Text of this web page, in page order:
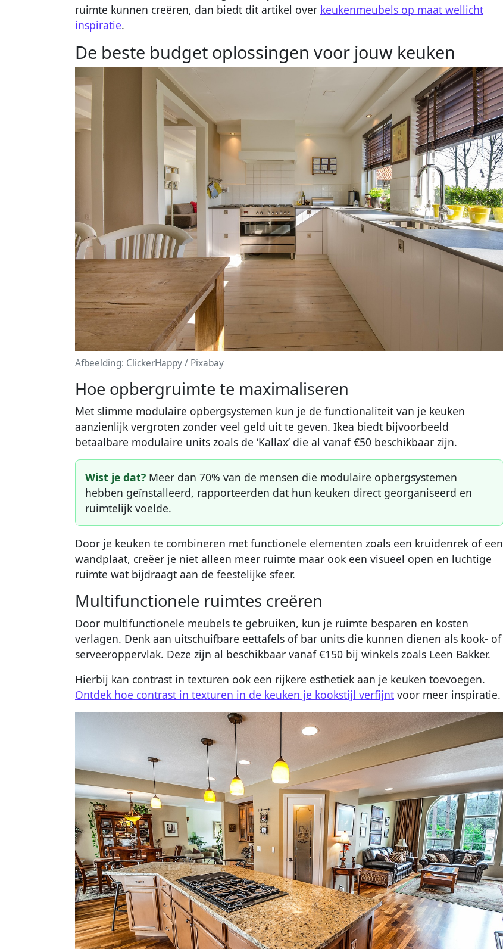
ruimte kunnen creëren, dan biedt dit artikel over keukenmeubels op maat wellicht
inspiratie.
De beste budget oplossingen voor jouw keuken
Afbeelding: ClickerHappy / Pixabay
Hoe opbergruimte te maximaliseren
Met slimme modulaire opbergsystemen kun je de functionaliteit van je keuken
aanzienlijk vergroten zonder veel geld uit te geven. Ikea biedt bijvoorbeeld
betaalbare modulaire units zoals de ‘Kallax’ die al vanaf €50 beschikbaar zijn.
Wist je dat? Meer dan 70% van de mensen die modulaire opbergsystemen
hebben geïnstalleerd, rapporteerden dat hun keuken direct georganiseerd en
ruimtelijk voelde.
Door je keuken te combineren met functionele elementen zoals een kruidenrek of een
wandplaat, creëer je niet alleen meer ruimte maar ook een visueel open en luchtige
ruimte wat bijdraagt aan de feestelijke sfeer.
Multifunctionele ruimtes creëren
Door multifunctionele meubels te gebruiken, kun je ruimte besparen en kosten
verlagen. Denk aan uitschuifbare eettafels of bar units die kunnen dienen als kook- of
serveeroppervlak. Deze zijn al beschikbaar vanaf €150 bij winkels zoals Leen Bakker.
Hierbij kan contrast in texturen ook een rijkere esthetiek aan je keuken toevoegen.
Ontdek hoe contrast in texturen in de keuken je kookstijl verfijnt voor meer inspiratie.